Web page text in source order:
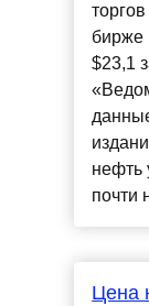
бирже
$23,1
нефть
почти
Цена